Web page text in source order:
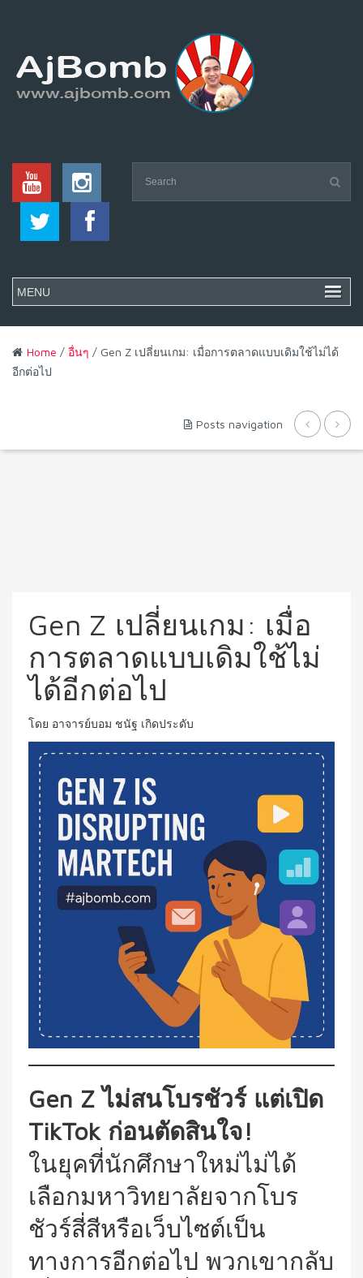
Home / อื่นๆ / Gen Z เปลี่ยนเกม: เมื่อการตลาดแบบเดิมใช้ไม่ได้
อีกต่อไป
Posts navigation
Gen Z เปลี่ยนเกม: เมื่อ
การตลาดแบบเดิมใช้ไม่
ได้อีกต่อไป
โดย อาจารย์บอม ชนัฐ เกิดประดับ
Gen Z ไม่สนโบรชัวร์ แต่เปิด
TikTok ก่อนตัดสินใจ!
ในยุคที่นักศึกษาใหม่ไม่ได้
เลือกมหาวิทยาลัยจากโบร
ชัวร์สี่สีหรือเว็บไซต์เป็น
ทางการอีกต่อไป พวกเขากลับ